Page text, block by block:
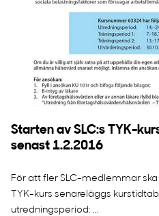
​Starten av SLC:s TYK-
senast 1.2.2016
För att fler SLC-medlemmar
TYK-kurs senareläggs
utredningsperiod: ...